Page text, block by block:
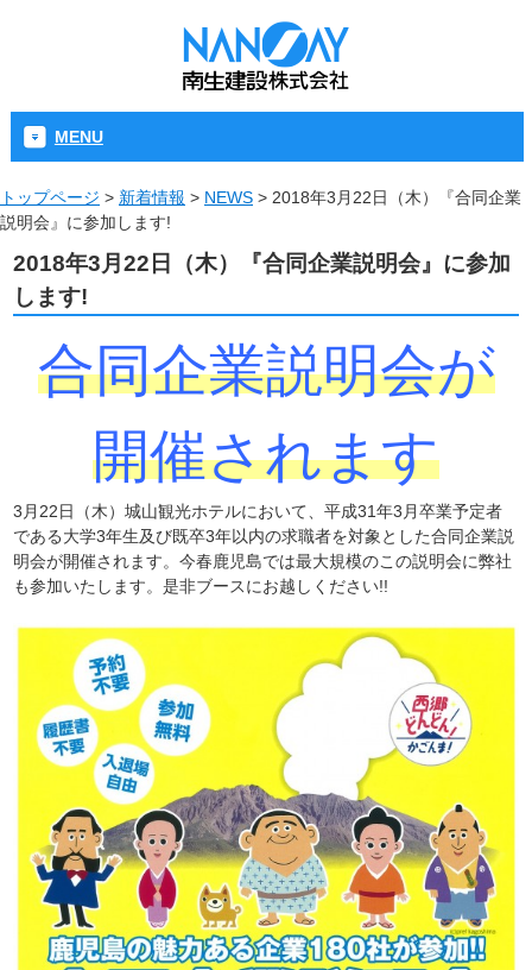
MENU
トップページ > 新着情報 > NEWS > 2018年3月22日（木）『合同企業
説明会』に参加します!
2018年3月22日（木）『合同企業説明会』に参加
します!
合同企業説明会が
開催されます
3月22日（木）城山観光ホテルにおいて、平成31年3月卒業予定者
である大学3年生及び既卒3年以内の求職者を対象とした合同企業説
明会が開催されます。今春鹿児島では最大規模のこの説明会に弊社
も参加いたします。是非ブースにお越しください!!